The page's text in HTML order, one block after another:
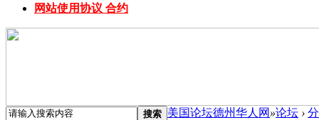
网站使用协议 合约
搜索 美国论坛德州华人网 »论坛 ›